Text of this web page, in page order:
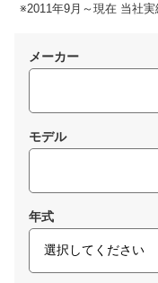
※2011年9月～現在 当社
メーカー
モデル
年式